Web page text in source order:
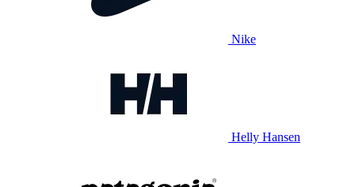
Nike
Helly Hansen